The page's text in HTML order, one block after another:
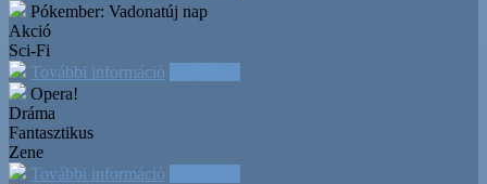
Pókember: Vadonatúj nap
Akció
Sci-Fi
További információ
Opera!
Dráma
Fantasztikus
Zene
További információ